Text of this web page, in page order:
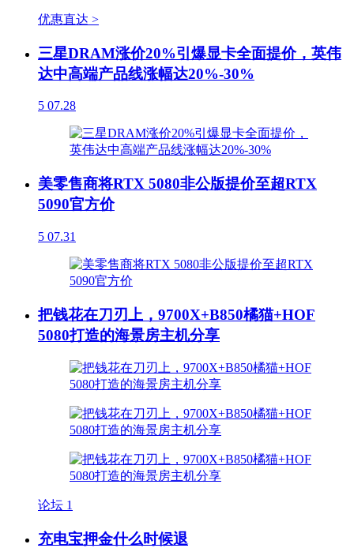
优惠直达 >
三星DRAM涨价20%引爆显卡全面提价，英伟
达中高端产品线涨幅达20%-30%
5 07.28
美零售商将RTX 5080非公版提价至超RTX
5090官方价
5 07.31
把钱花在刀刃上，9700X+B850橘猫+HOF
5080打造的海景房主机分享
论坛 1
充电宝押金什么时候退